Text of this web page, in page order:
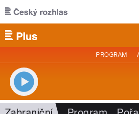
Přejít k hlavnímu obsahu
PROGRAM